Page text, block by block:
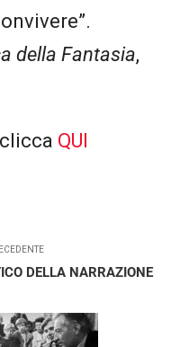
della Fantasia,
QUI
DELLA NARRAZIONE